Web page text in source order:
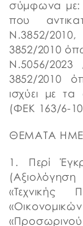
σύμφωνα με:
που
Ν.3852/
3852/2010
Ν.5056/
3852/2010
ισχύει με
(ΦΕΚ 163/6-
ΘΕΜΑΤΑ
1. Περί
(Αξιολόγηση
«Τεχνικής